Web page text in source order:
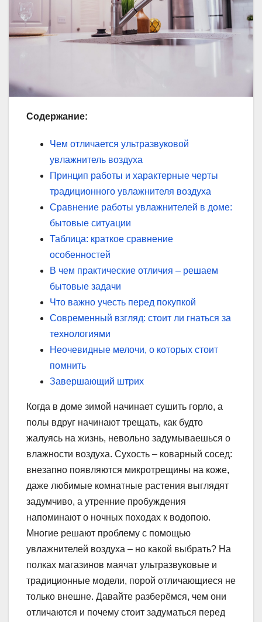
Содержание:
Чем отличается ультразвуковой
увлажнитель воздуха
Принцип работы и характерные черты
традиционного увлажнителя воздуха
Сравнение работы увлажнителей в доме:
бытовые ситуации
Таблица: краткое сравнение
особенностей
В чем практические отличия – решаем
бытовые задачи
Что важно учесть перед покупкой
Современный взгляд: стоит ли гнаться за
технологиями
Неочевидные мелочи, о которых стоит
помнить
Завершающий штрих
Когда в доме зимой начинает сушить горло, а
полы вдруг начинают трещать, как будто
жалуясь на жизнь, невольно задумываешься о
влажности воздуха. Сухость – коварный сосед:
внезапно появляются микротрещины на коже,
даже любимые комнатные растения выглядят
задумчиво, а утренние пробуждения
напоминают о ночных походах к водопою.
Многие решают проблему с помощью
увлажнителей воздуха – но какой выбрать? На
полках магазинов маячат ультразвуковые и
традиционные модели, порой отличающиеся не
только внешне. Давайте разберёмся, чем они
отличаются и почему стоит задуматься перед